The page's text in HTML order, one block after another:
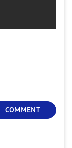
COMMENT